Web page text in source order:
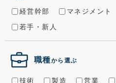
経営幹部 マネジメント
若手・新人
職種から選ぶ
技術 製造 営業